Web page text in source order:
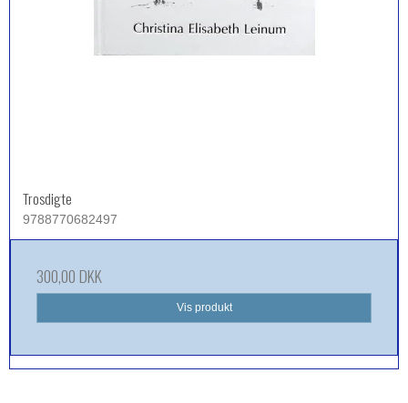
Trosdigte
9788770682497
300,00 DKK
Vis produkt